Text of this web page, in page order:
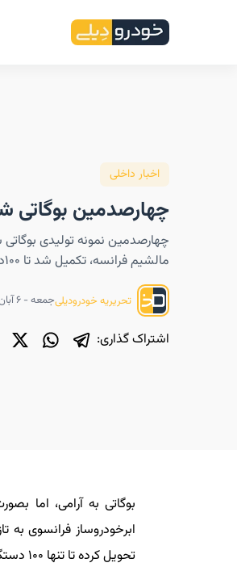
اخبار داخلی
چهارصدمین بوگاتی
مالشیم فرانسه، تکمیل شد تا ۱۰۰دستگاه دیگر به پایان تولید آن باقی بماند.
تحریریه خودرودیلیجمعه - ۶ آبان ۱۴۰۱ - ۱۹:۰۶
اشتراک گذاری:
بوگاتی به آرامی، اما
ابرخودروساز فرانسوی به
تحویل کرده تا تنها ۱۰۰ دستگاه دیگر تا پایان تولید آن باقی مانده باشد.